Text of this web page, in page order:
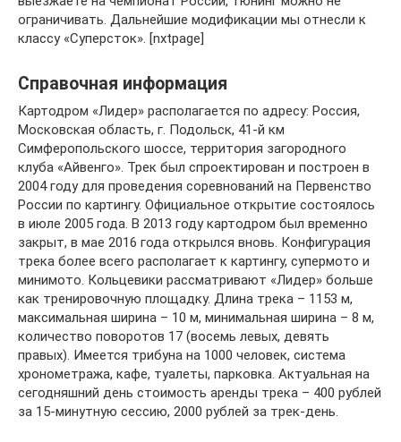
ограничивать. Дальнейшие модификации мы отнесли к
классу «Суперсток». [nxtpage]
Справочная информация
Картодром «Лидер» располагается по адресу: Россия,
Московская область, г. Подольск, 41-й км
Симферопольского шоссе, территория загородного
клуба «Айвенго». Трек был спроектирован и построен в
2004 году для проведения соревнований на Первенство
России по картингу. Официальное открытие состоялось
в июле 2005 года. В 2013 году картодром был временно
закрыт, в мае 2016 года открылся вновь. Конфигурация
трека более всего располагает к картингу, супермото и
минимото. Кольцевики рассматривают «Лидер» больше
как тренировочную площадку. Длина трека – 1153 м,
максимальная ширина – 10 м, минимальная ширина – 8 м,
количество поворотов 17 (восемь левых, девять
правых). Имеется трибуна на 1000 человек, система
хронометража, кафе, туалеты, парковка. Актуальная на
сегодняшний день стоимость аренды трека – 400 рублей
за 15-минутную сессию, 2000 рублей за трек-день.